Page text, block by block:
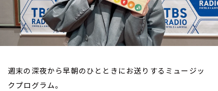
週末の深夜から早朝のひとときにお送りするミュージッ
クプログラム。